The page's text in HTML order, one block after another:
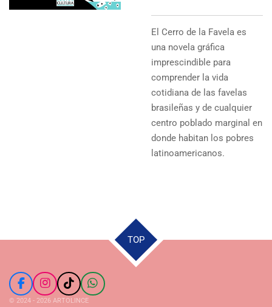
El Cerro de la Favela es
una novela gráfica
imprescindible para
comprender la vida
cotidiana de las favelas
brasileñas y de cualquier
centro poblado marginal en
donde habitan los pobres
latinoamericanos.
TOP
F
a
I
n
T
i
W
h
© 2024 - 2026 ARTOLINCE